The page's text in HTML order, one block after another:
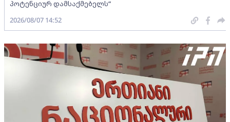
პოტენციურ დამსაქმებელს“
2026/08/07 14:52